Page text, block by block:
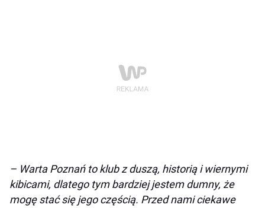
– Warta Poznań to klub z duszą, historią i wiernymi
kibicami, dlatego tym bardziej jestem dumny, że
mogę stać się jego częścią. Przed nami ciekawe